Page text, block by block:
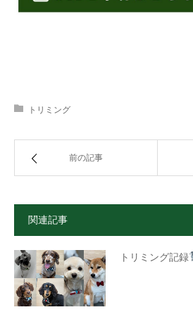
トリミング
前の記事
関連記事
トリミング記録